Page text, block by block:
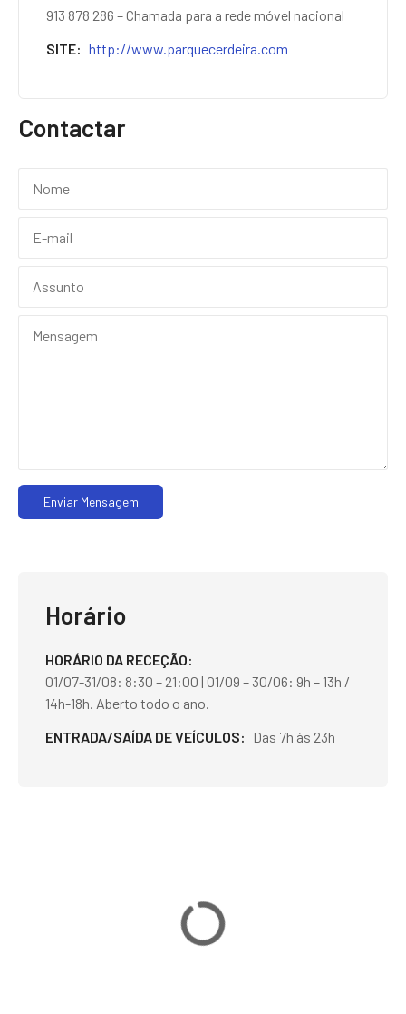
913 878 286 – Chamada para a rede móvel nacional
SITE
http://www.parquecerdeira.com
Contactar
Enviar Mensagem
Horário
HORÁRIO DA RECEÇÃO
01/07-31/08: 8:30 – 21:00 | 01/09 – 30/06: 9h – 13h /
14h-18h. Aberto todo o ano.
ENTRADA/SAÍDA DE VEÍCULOS
Das 7h às 23h